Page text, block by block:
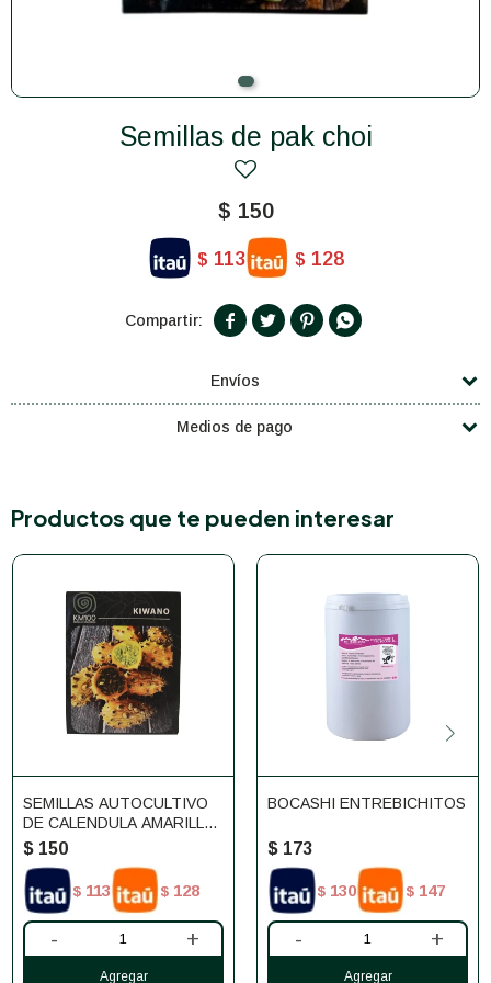
Semillas de pak choi
$ 150
$ 113 $ 128
   
Envíos
Medios de pago
Productos que te pueden interesar
SEMILLAS AUTOCULTIVO
DE CALENDULA AMARILLA
KM100
$ 150
$ 113 $ 128
- +
BOCASHI ENTREBICHITOS
$ 173
$ 130 $ 147
- +